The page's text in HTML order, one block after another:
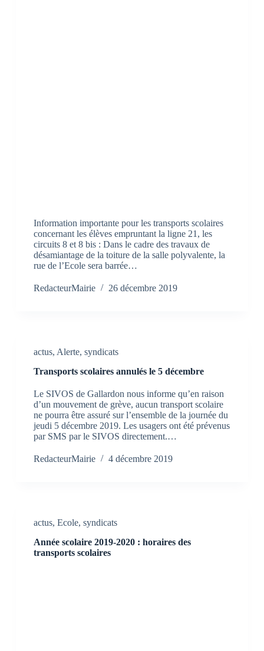
Information importante pour les transports scolaires
concernant les élèves empruntant la ligne 21, les
circuits 8 et 8 bis : Dans le cadre des travaux de
désamiantage de la toiture de la salle polyvalente, la
rue de l’Ecole sera barrée…
RedacteurMairie 26 décembre 2019
actus, Alerte, syndicats
Transports scolaires annulés le 5 décembre
Le SIVOS de Gallardon nous informe qu’en raison
d’un mouvement de grève, aucun transport scolaire
ne pourra être assuré sur l’ensemble de la journée du
jeudi 5 décembre 2019. Les usagers ont été prévenus
par SMS par le SIVOS directement.…
RedacteurMairie 4 décembre 2019
actus, Ecole, syndicats
Année scolaire 2019-2020 : horaires des
transports scolaires